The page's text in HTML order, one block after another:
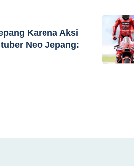
Karena Aksi
Neo Jepang: